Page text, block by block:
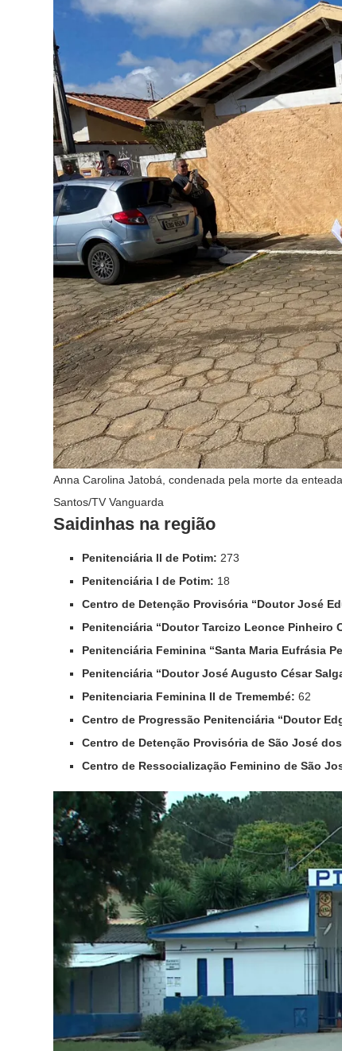
Anna Carolina Jatobá, condenada pela morte da
Santos/TV Vanguarda
Saidinhas na região
Penitenciária II de Potim: 273
Penitenciária I de Potim: 18
Centro de Detenção Provisória “Doutor José
Penitenciária “Doutor Tarcizo Leonce Pinheiro
Penitenciária Feminina “Santa Maria Eufrásia
Penitenciária “Doutor José Augusto César
Penitenciaria Feminina II de Tremembé: 62
Centro de Progressão Penitenciária “Doutor
Centro de Detenção Provisória de São José
Centro de Ressocialização Feminino de São